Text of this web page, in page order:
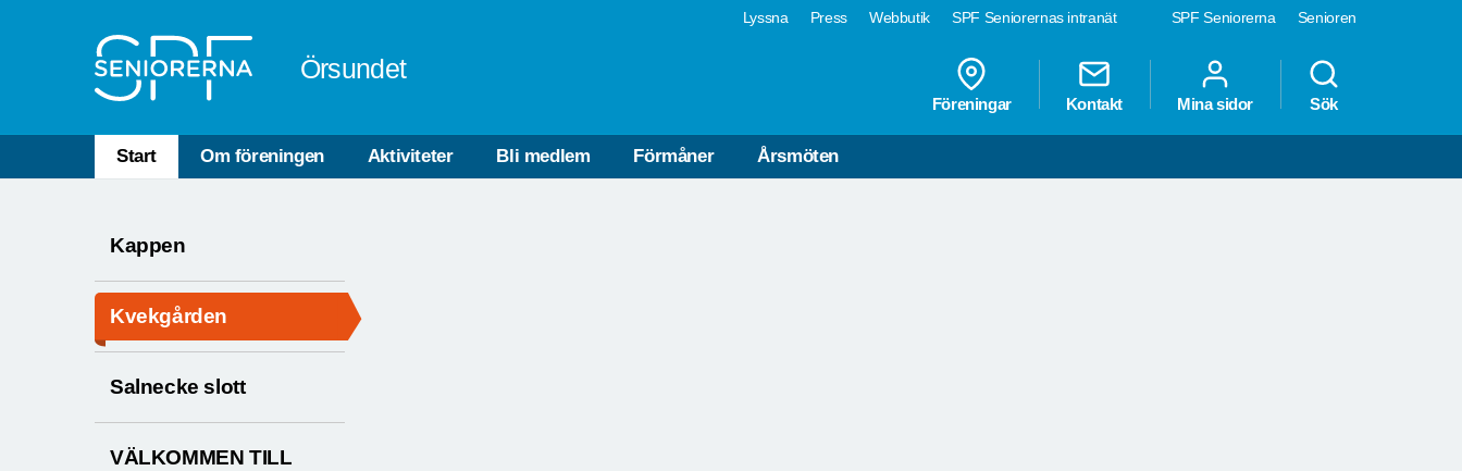
SPF Seniorerna Senioren
Lyssna Press Webbutik SPF Seniorernas intranät
Örsundet
Föreningar Kontakt Mina sidor Sök
Start Om föreningen Aktiviteter Bli medlem Förmåner Årsmöten
Kappen
Kvekgården
Salnecke slott
VÄLKOMMEN TILL
KVEKGÅRDEN
SPF SENIORERNA ÖRSUNDET